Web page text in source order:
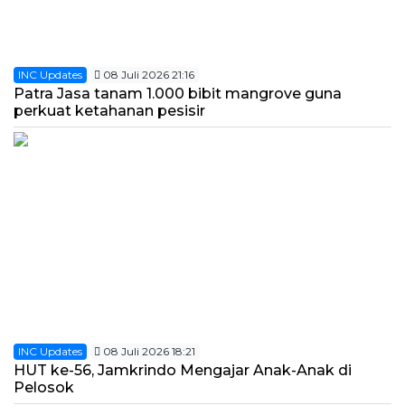
INC Updates 08 Juli 2026 21:16
Patra Jasa tanam 1.000 bibit mangrove guna
perkuat ketahanan pesisir
INC Updates 08 Juli 2026 18:21
HUT ke-56, Jamkrindo Mengajar Anak-Anak di
Pelosok